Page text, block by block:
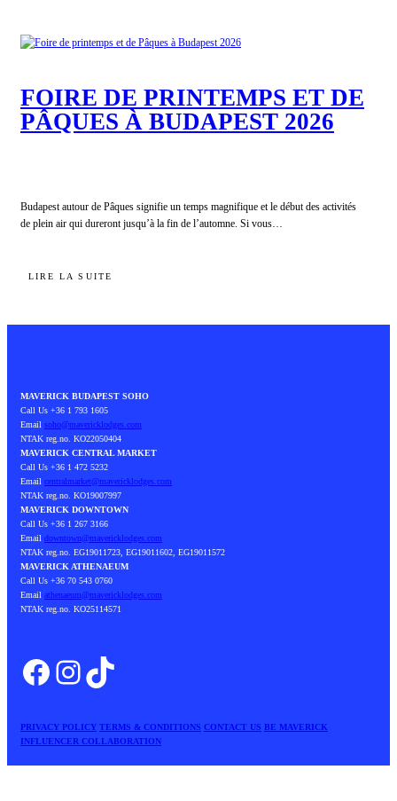
DE
BUDAPEST,
L’AUBERGE
MAVERICK
LODGES
VOS
VACANCES
FOIRE DE PRINTEMPS ET DE
PÂQUES À BUDAPEST 2026
Budapest autour de Pâques signifie un temps magnifique et le début des activités
de plein air qui dureront jusqu’à la fin de l’automne. Si vous…
LIRE LA SUITE
MAVERICK BUDAPEST SOHO
Call Us +36 1 793 1605
Email soho@mavericklodges.com
NTAK reg.no. KO22050404
MAVERICK CENTRAL MARKET
Call Us +36 1 472 5232
Email centralmarket@mavericklodges.com
NTAK reg.no. KO19007997
MAVERICK DOWNTOWN
Call Us +36 1 267 3166
Email downtown@mavericklodges.com
NTAK reg.no. EG19011723, EG19011602, EG19011572
MAVERICK ATHENAEUM
Call Us +36 70 543 0760
Email athenaeum@mavericklodges.com
NTAK reg.no. KO25114571
Facebook
Instagram
TikTok
PRIVACY POLICY TERMS & CONDITIONS CONTACT US BE MAVERICK
INFLUENCER COLLABORATION